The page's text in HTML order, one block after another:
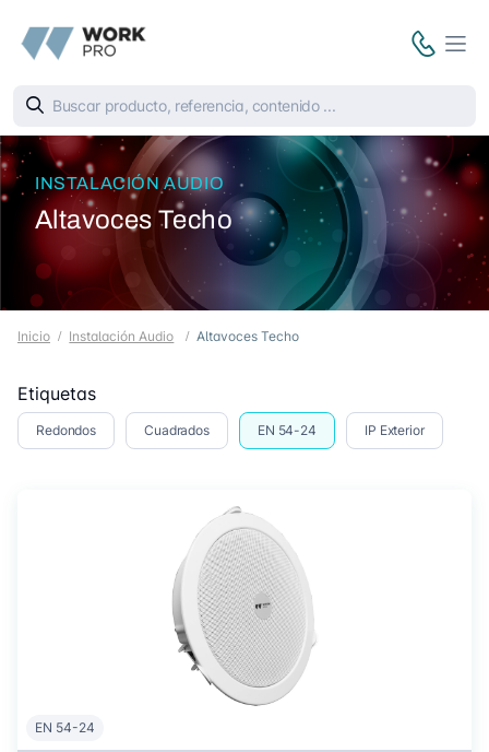
INSTALACIÓN AUDIO
Altavoces Techo
Inicio Instalación Audio Altavoces Techo
Etiquetas
Redondos Cuadrados EN 54-24 IP Exterior
EN 54-24